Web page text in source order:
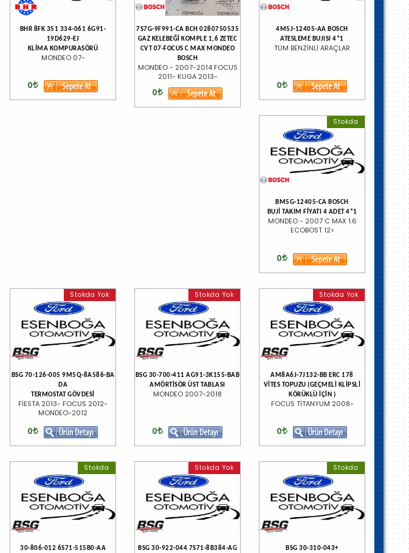
BHR 8FK 351 334-061 6G91-
19D629-EJ
KLİMA KOMPURASÖRÜ
MONDEO 07-
0
7S7G-9F991-CA BCH 0280750535
GAZ KELEBEĞİ KOMPLE 1,6 ZETEC
CVT 07-FOCUS C MAX MONDEO
BOSCH
MONDEO - 2007-2014 FOCUS
2011- KUGA 2013-
0
4M5J-12405-AA BOSCH
ATESLEME BUJISI 4*1
TÜM BENZİNLİ ARAÇLAR
0
Stokda
BM5G-12405-CA BOSCH
BUJİ TAKIM FİYATI 4 ADET 4*1
MONDEO - 2007 C MAX 1.6
ECOBOST 12>
0
Stokda Yok
BSG 70-126-005 9M5Q-8A586-BA
DA
TERMOSTAT GÖVDESİ
FİESTA 2013- FOCUS 2012-
MONDEO-2012
0
Stokda Yok
BSG 30-700-411 AG91-3K155-BAB
AMÖRTİSÖR ÜST TABLASI
MONDEO 2007-2018
0
Stokda Yok
AM8A6J-7J132-BB ERC 178
VİTES TOPUZU (GEÇMELİ KLİPSLİ
KÖRÜKLÜ İÇİN )
FOCUS TİTANYUM 2008-
0
Stokda
30-806-012 6S71-515B0-AA
Stokda Yok
BSG 30-922-044 7S71-8B384-AG
Stokda
BSG 30-310-043+